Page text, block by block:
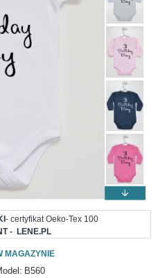
- certyfikat Oeko-Tex 100
- LENE.PL
MAGAZYNIE
B560